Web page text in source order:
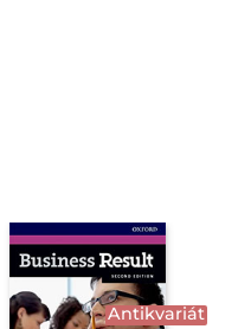
Antikvariát